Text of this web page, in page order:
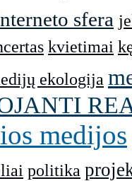
sfera
kvietimai
ekologija
medijos
politika